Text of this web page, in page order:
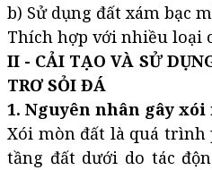
b) Sử dụng đất xám bạc
Thích hợp với nhiều loại
II - CẢI TẠO VÀ SỬ
TRƠ SỎI ĐÁ
1. Nguyên nhân gây
Xói mòn đất là quá trình
tầng đất dưới do tác